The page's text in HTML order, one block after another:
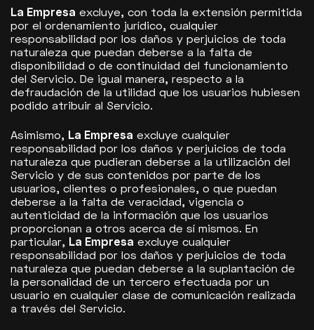
La Empresa excluye, con toda la extensión permitida
por el ordenamiento jurídico, cualquier
responsabilidad por los daños y perjuicios de toda
naturaleza que puedan deberse a la falta de
disponibilidad o de continuidad del funcionamiento
del Servicio. De igual manera, respecto a la
defraudación de la utilidad que los usuarios hubiesen
podido atribuir al Servicio.
Asimismo, La Empresa excluye cualquier
responsabilidad por los daños y perjuicios de toda
naturaleza que pudieran deberse a la utilización del
Servicio y de sus contenidos por parte de los
usuarios, clientes o profesionales, o que puedan
deberse a la falta de veracidad, vigencia o
autenticidad de la información que los usuarios
proporcionan a otros acerca de sí mismos. En
particular, La Empresa excluye cualquier
responsabilidad por los daños y perjuicios de toda
naturaleza que puedan deberse a la suplantación de
la personalidad de un tercero efectuada por un
usuario en cualquier clase de comunicación realizada
a través del Servicio.